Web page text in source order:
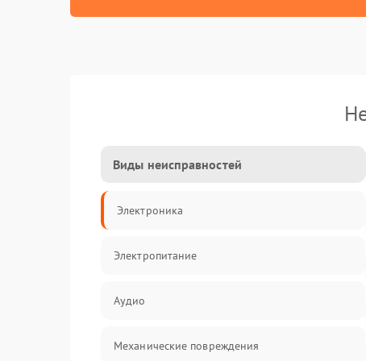
Виды неисправностей
Электроника
Электропитание
Аудио
Механические повреждения